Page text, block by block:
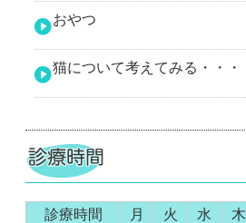
おやつ
猫について考えてみる・・・
診療時間 月 火 水 木